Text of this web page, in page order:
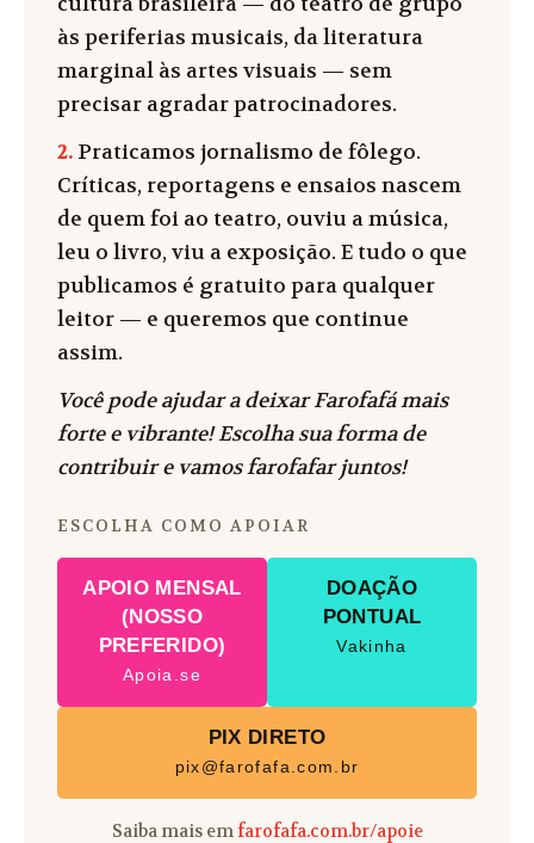
às periferias musicais, da literatura
marginal às artes visuais — sem
precisar agradar patrocinadores.
2. Praticamos jornalismo de fôlego.
Críticas, reportagens e ensaios nascem
de quem foi ao teatro, ouviu a música,
leu o livro, viu a exposição. E tudo o que
publicamos é gratuito para qualquer
leitor — e queremos que continue
assim.
Você pode ajudar a deixar Farofafá mais
forte e vibrante! Escolha sua forma de
contribuir e vamos farofafar juntos!
ESCOLHA COMO APOIAR
APOIO MENSAL
(NOSSO
PREFERIDO)
Apoia.se
DOAÇÃO
PONTUAL
Vakinha
PIX DIRETO
pix@farofafa.com.br
Saiba mais emfarofafa.com.br/apoie